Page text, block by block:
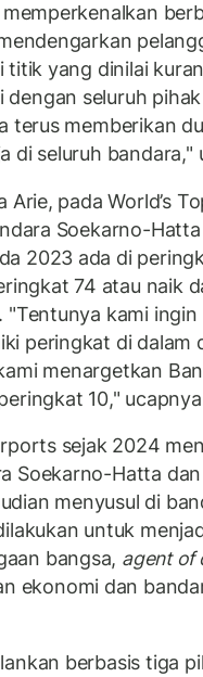
titik yang dinilai
seluruh
terus memberikan
di seluruh bandara,"
Arie, pada World’s
Soekarno-
2023 ada di
74 atau naik
"Tentunya kami
peringkat di dalam
menargetkan
10,"
sejak 2024
Soekarno-Hatta
menyusul di
untuk
bangsa, agent of
ekonomi dan
berbasis tiga